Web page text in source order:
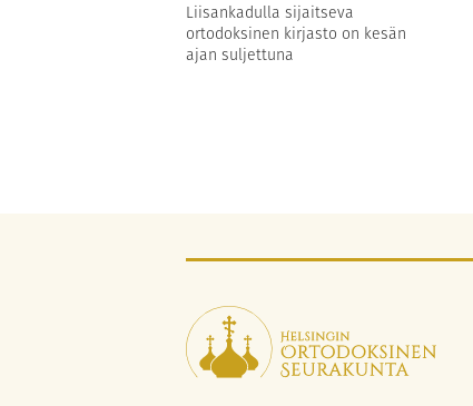
Liisankadulla sijaitseva
ortodoksinen kirjasto on kesän
ajan suljettuna